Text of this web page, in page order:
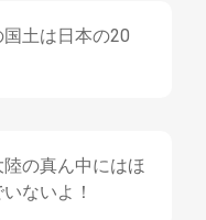
国土は日本の20
陸の真ん中にはほ
ないよ！